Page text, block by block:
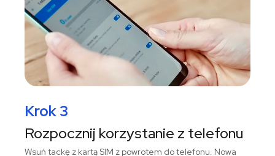
Krok 3
Rozpocznij korzystanie z telefonu
Wsuń tackę z kartą SIM z powrotem do telefonu. Nowa